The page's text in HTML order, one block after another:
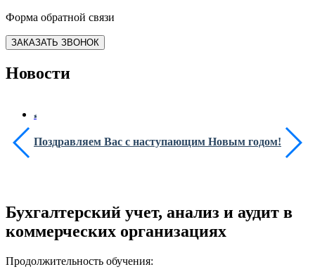
Форма обратной связи
ЗАКАЗАТЬ ЗВОНОК
Новости
Поздравляем Вас с наступающим Новым годом!
Бухгалтерский учет, анализ и аудит в
коммерческих организациях
Продолжительность обучения: